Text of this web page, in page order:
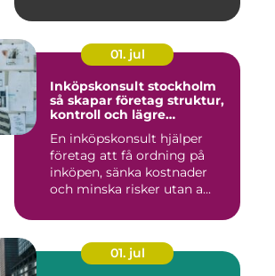
01. jul
Inköpskonsult stockholm
så skapar företag struktur,
kontroll och lägre
En inköpskonsult hjälper
företag att få ordning på
inköpen, sänka kostnader
och minska risker utan a...
01. jul